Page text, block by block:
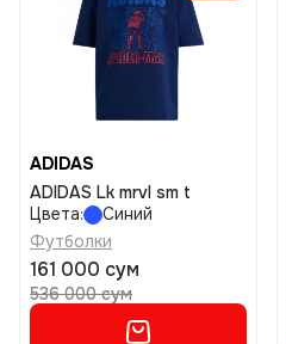
ADIDAS
ADIDAS Lk mrvl sm t
Цвета:
Синий
Футболки
161 000 сум
536 000 сум